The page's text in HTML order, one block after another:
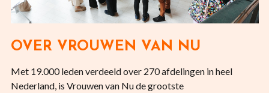
OVER VROUWEN VAN NU
Met 19.000 leden verdeeld over 270 afdelingen in heel
Nederland, is Vrouwen van Nu de grootste